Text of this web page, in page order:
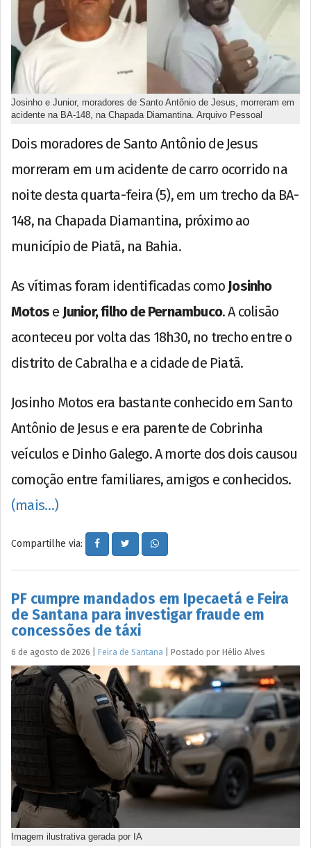
Josinho e Junior, moradores de Santo Antônio de Jesus, morreram em
acidente na BA-148, na Chapada Diamantina. Arquivo Pessoal
Dois moradores de Santo Antônio de Jesus
morreram em um acidente de carro ocorrido na
noite desta quarta-feira (5), em um trecho da BA-
148, na Chapada Diamantina, próximo ao
município de Piatã, na Bahia.
As vítimas foram identificadas como Josinho
Motos e Junior, filho de Pernambuco. A colisão
aconteceu por volta das 18h30, no trecho entre o
distrito de Cabralha e a cidade de Piatã.
Josinho Motos era bastante conhecido em Santo
Antônio de Jesus e era parente de Cobrinha
veículos e Dinho Galego. A morte dos dois causou
comoção entre familiares, amigos e conhecidos.
(mais…)
Compartilhe via:
PF cumpre mandados em Ipecaetá e Feira
de Santana para investigar fraude em
concessões de táxi
6 de agosto de 2026 Feira de Santana Postado por Hélio Alves
Imagem ilustrativa gerada por IA